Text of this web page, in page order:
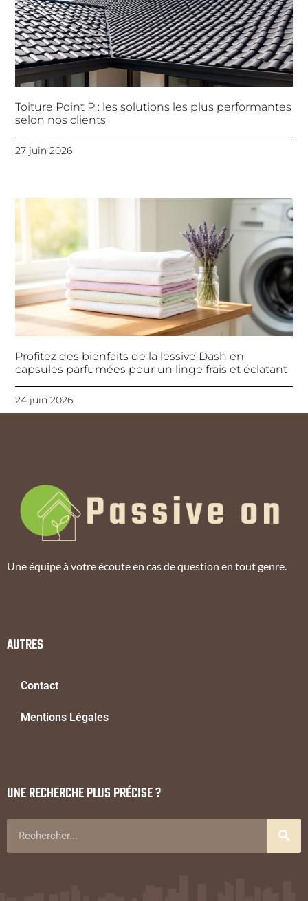
Toiture Point P : les solutions les plus performantes
selon nos clients
27 juin 2026
Profitez des bienfaits de la lessive Dash en
capsules parfumées pour un linge frais et éclatant
24 juin 2026
Une équipe à votre écoute en cas de question en tout genre.
AUTRES
Contact
Mentions Légales
UNE RECHERCHE PLUS PRÉCISE ?